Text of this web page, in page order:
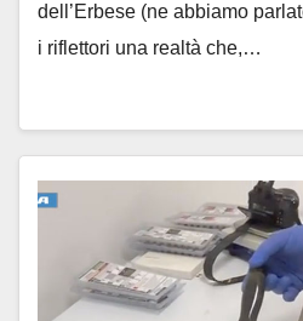
dell’Erbese (ne abbiamo
i riflettori una realtà che,…